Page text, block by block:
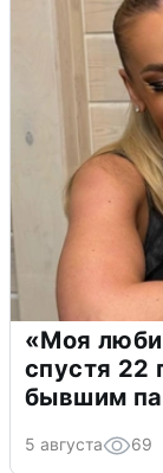
«Моя
спустя 22
бывшим
5 августа 69